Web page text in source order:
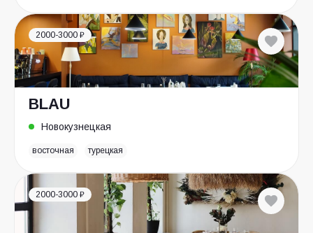
2000-3000 ₽
BLAU
Новокузнецкая
восточная турецкая
2000-3000 ₽